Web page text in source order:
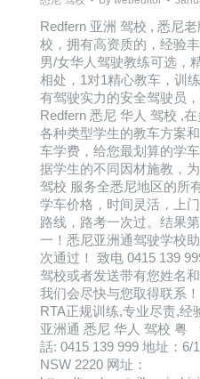
Redfern 亚洲 驾校 , 悉尼
校，拥有高资质的，经验
男/女华人驾驶教练可选，
相处，1对1精心教车，训
有驾驶实力的安全驾驶员
Redfern 悉尼 华人 驾校 ,
各种类型学生的教车方案
车学费，给您最划算的学
据学生的不同因材施教，
驾校 服务全悉尼地区的所
学车价格，时间灵活，上
路线，路考一次过。结果
一！悉尼亚洲通驾驶学校
次通过！ 致电 0415 139
驾校或者发送带有您姓名
我们会尽快与您取得联系
RTA正规训练,专业尽责,经
亚洲通 悉尼 华人 驾校 粤
話: 0415 139 999 地址：6/
NSW 2220 网址：